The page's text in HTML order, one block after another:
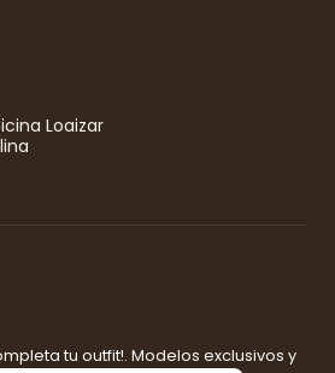
Loaizar
tu outfit!. Modelos exclusivos y